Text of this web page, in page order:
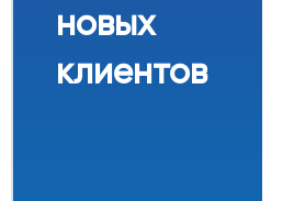
новых
клиентов